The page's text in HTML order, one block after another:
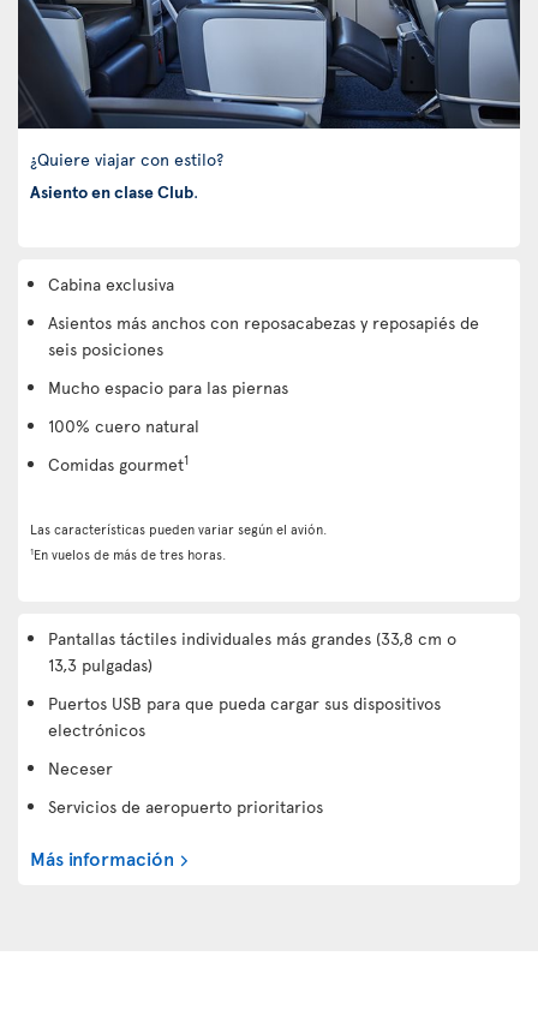
¿Quiere viajar con estilo?
Asiento en clase Club.
Cabina exclusiva
Asientos más anchos con reposacabezas y reposapiés de
seis posiciones
Mucho espacio para las piernas
100% cuero natural
Comidas gourmet1
Las características pueden variar según el avión.
1En vuelos de más de tres horas.
Pantallas táctiles individuales más grandes (33,8 cm o
13,3 pulgadas)
Puertos USB para que pueda cargar sus dispositivos
electrónicos
Neceser
Servicios de aeropuerto prioritarios
Más información